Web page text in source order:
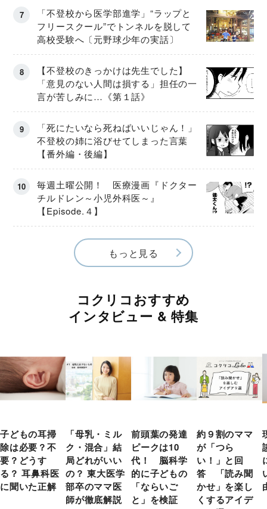
「不登校から医学部進学」“ラップと
フリースクール”でトンネルを脱して
高校受験へ〔元野球少年の実話〕
【不登校のきっかけは先生でした】
「意見のない人間は損する」担任の一
言が苦しみに…《第１話》
「死にたいなら死ねばいいじゃん！」
不登校の姉に浴びせてしまった言葉
【番外編・後編】
毎週土曜公開！ 医療漫画『ドクター
チルドレン～小児外科医～』
【Episode.４】
もっと見る
コクリコおすすめ
インタビュー & 特集
子どもの耳掃
除は必要？不
要？どうす
る？ 耳鼻科医
に聞いた正解
「母乳・ミル
ク・混合」結
局どれがいい
の？ 東大医学
部卒のママ医
師が徹底解説
前頭葉の発達
ピークは10
代！ 脳科学
的に子どもの
「ならいご
と」を検証
約９割のママ
が「つら
い！」と回
答 「読み聞
かせ」を楽し
くするアイデ